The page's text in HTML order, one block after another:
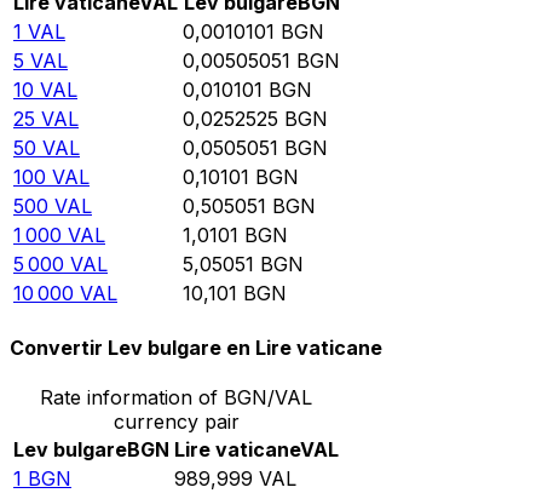
1 VAL 0,0010101 BGN
5 VAL 0,00505051 BGN
10 VAL 0,010101 BGN
25 VAL 0,0252525 BGN
50 VAL 0,0505051 BGN
100 VAL 0,10101 BGN
500 VAL 0,505051 BGN
1 000 VAL 1,0101 BGN
5 000 VAL 5,05051 BGN
10 000 VAL 10,101 BGN
Convertir Lev bulgare en Lire vaticane
Rate information of BGN/VAL
currency pair
Lev bulgareBGN Lire vaticaneVAL
1 BGN 989,999 VAL